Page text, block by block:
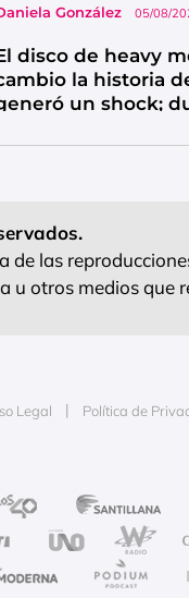
González 05/08/
disco de heavy
la historia
un shock;
las
u otros medios que
Legal Política de